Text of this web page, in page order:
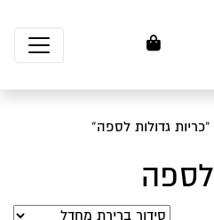
גדולות לספה”
לספה